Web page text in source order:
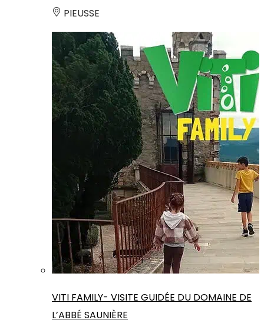
PIEUSSE
VITI FAMILY- VISITE GUIDÉE DU DOMAINE DE
L’ABBÉ SAUNIÈRE